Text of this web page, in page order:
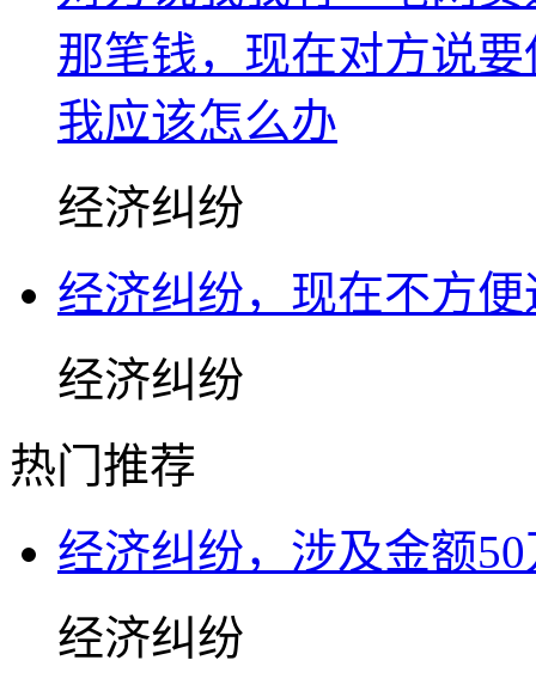
那笔钱，现在对方说
我应该怎么办
经济纠纷
经济纠纷，现在不方便
经济纠纷
热门推荐
经济纠纷，涉及金额50
经济纠纷